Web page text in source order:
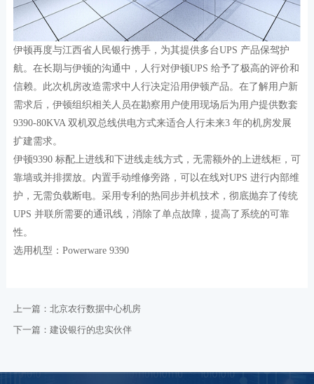
伊顿再度与江西省人民银行携手，为其提供多台UPS 产品保驾护
航。在长期与伊顿的沟通中，人行对伊顿UPS 给予了极高的评价和
信赖。此次机房改造需求中人行决定沿用伊顿产品。在了解用户新
需求后，伊顿组织相关人员在勘察用户使用现场后为用户提供数套
9390-80KVA 双机双总线供电方式来适合人行未来3 年的机房发展
扩建需求。
伊顿9390 标配上进线和下进线走线方式，无需额外的上进线柜，可
靠墙或并排摆放。内置手动维修旁路，可以在线对UPS 进行内部维
护，无需负载断电。采用专利的热同步并机技术，彻底抛弃了传统
UPS 并联所需要的通讯线，消除了单点故障，提高了系统的可靠
性。
选用机型：Powerware 9390
上一篇： 北京农行数据中心机房
下一篇： 建设银行的忠实伙伴